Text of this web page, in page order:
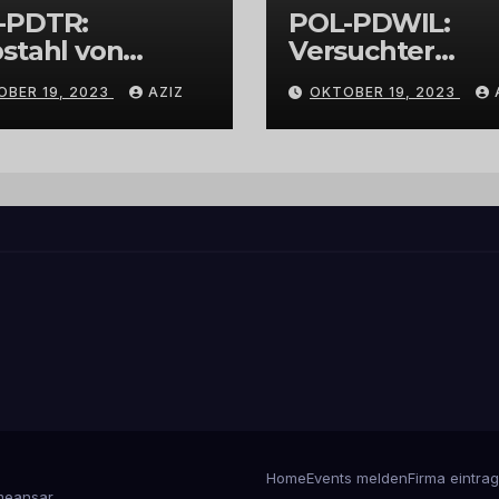
PDTR:
von
19, 2023 AZIZ
POL-PDWIL:
Versuchter
Einbruch im
Gewerbegebiet
Wittlich
OKTOBER 19, 2023
HomeEvents meldenFirma